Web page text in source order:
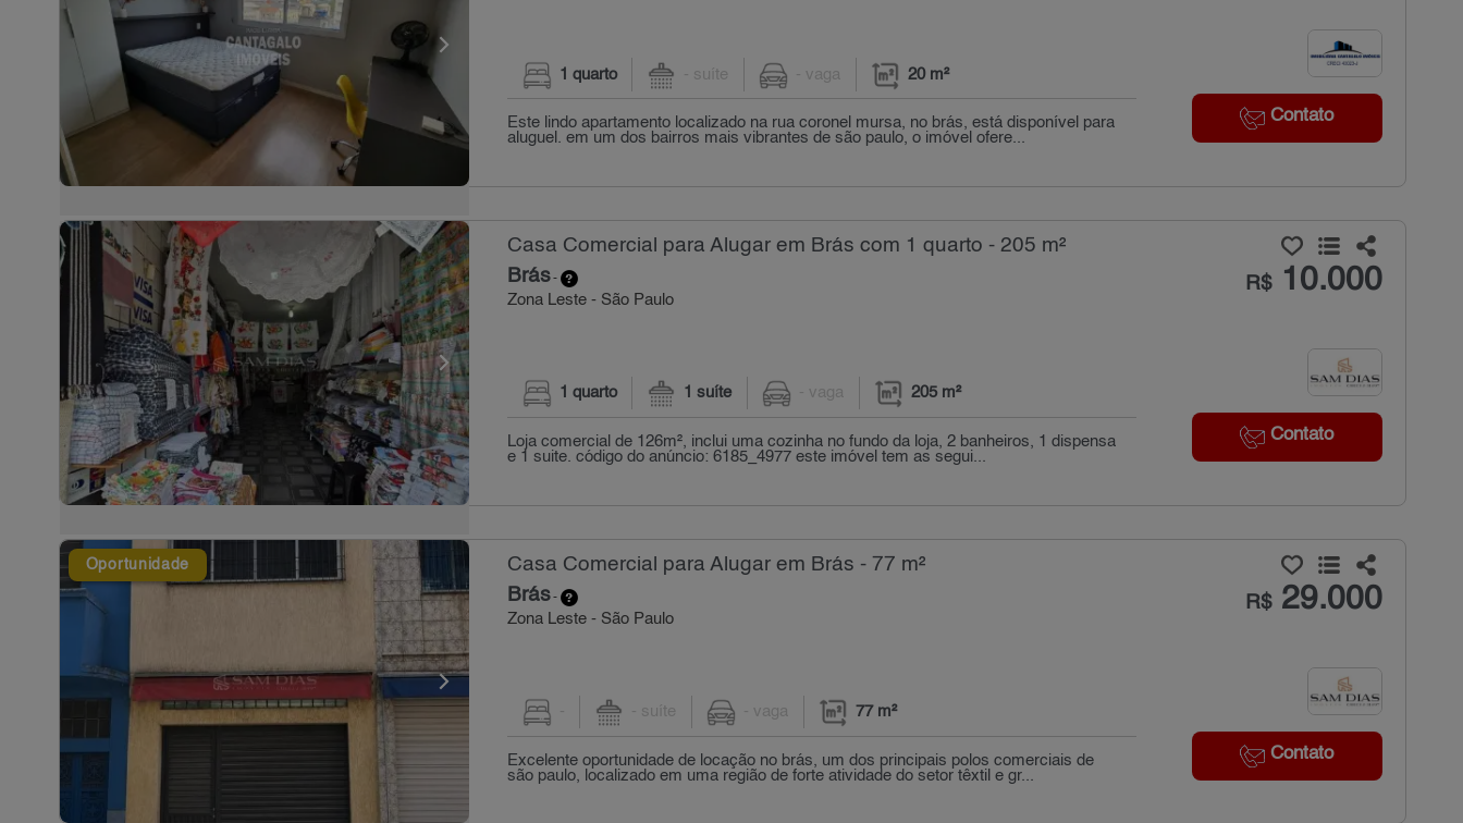
Contato
1 quarto - suíte - vaga 20 m²
Este lindo apartamento localizado na rua coronel mursa, no brás, está disponível para
aluguel. em um dos bairros mais vibrantes de são paulo, o imóvel ofere...
Casa Comercial para Alugar em Brás com 1 quarto - 205 m²
Brás-
Zona Leste - São Paulo
R$10.000
Contato
1 quarto 1 suíte - vaga 205 m²
Loja comercial de 126m², inclui uma cozinha no fundo da loja, 2 banheiros, 1 dispensa
e 1 suite. código do anúncio: 6185_4977 este imóvel tem as segui...
Oportunidade Casa Comercial para Alugar em Brás - 77 m²
Brás-
Zona Leste - São Paulo
R$29.000
Contato
- - suíte - vaga 77 m²
Excelente oportunidade de locação no brás, um dos principais polos comerciais de
são paulo, localizado em uma região de forte atividade do setor têxtil e gr...